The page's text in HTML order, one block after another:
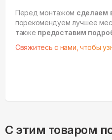
Перед монтажом сделаем
порекомендуем лучшее
также предоставим
Свяжитесь с нами, чтобы
С этим товаром